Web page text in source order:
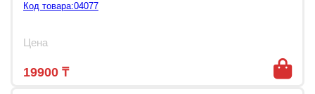
Код товара:04077
Цена
19900 ₸